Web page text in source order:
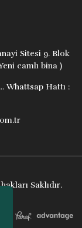
Sitesi 9. Blok
camlı bina )
Whattsap Hattı :
Saklıdır.